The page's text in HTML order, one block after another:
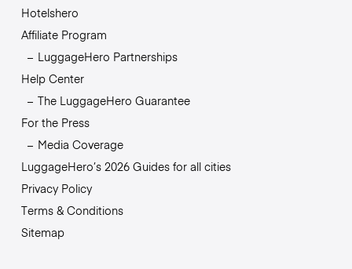
Hotelshero
Affiliate Program
LuggageHero Partnerships
Help Center
The LuggageHero Guarantee
For the Press
Media Coverage
LuggageHero’s 2026 Guides for all cities
Privacy Policy
Terms & Conditions
Sitemap